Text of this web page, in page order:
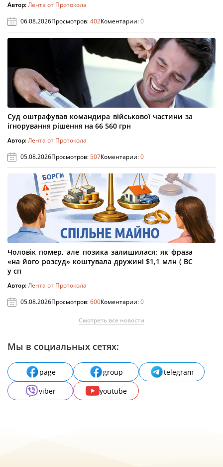
Автор:Лента от Протокола
06.08.2026Просмотров:402Коментарии:0
Суд оштрафував командира військової частини за
ігнорування рішення на 66 560 грн
Автор:Лента от Протокола
05.08.2026Просмотров:507Коментарии:0
Чоловік помер, але позика залишилася: як фраза
«на його розсуд» коштувала дружині $1,1 млн ( ВС
у сп
Автор:Лента от Протокола
05.08.2026Просмотров:600Коментарии:0
Смотреть все новости
Мы в социальных сетях:
page group
telegram
viber
youtube